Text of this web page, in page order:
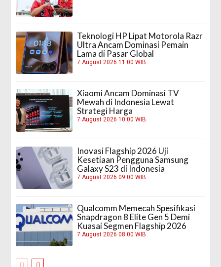
Teknologi HP Lipat Motorola Razr
Ultra Ancam Dominasi Pemain
Lama di Pasar Global
7 August 2026 11:00 WIB
Xiaomi Ancam Dominasi TV
Mewah di Indonesia Lewat
Strategi Harga
7 August 2026 10:00 WIB
Inovasi Flagship 2026 Uji
Kesetiaan Pengguna Samsung
Galaxy S23 di Indonesia
7 August 2026 09:00 WIB
Qualcomm Memecah Spesifikasi
Snapdragon 8 Elite Gen 5 Demi
Kuasai Segmen Flagship 2026
7 August 2026 08:00 WIB